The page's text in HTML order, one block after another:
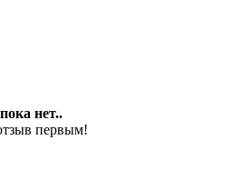
нет..
первым!